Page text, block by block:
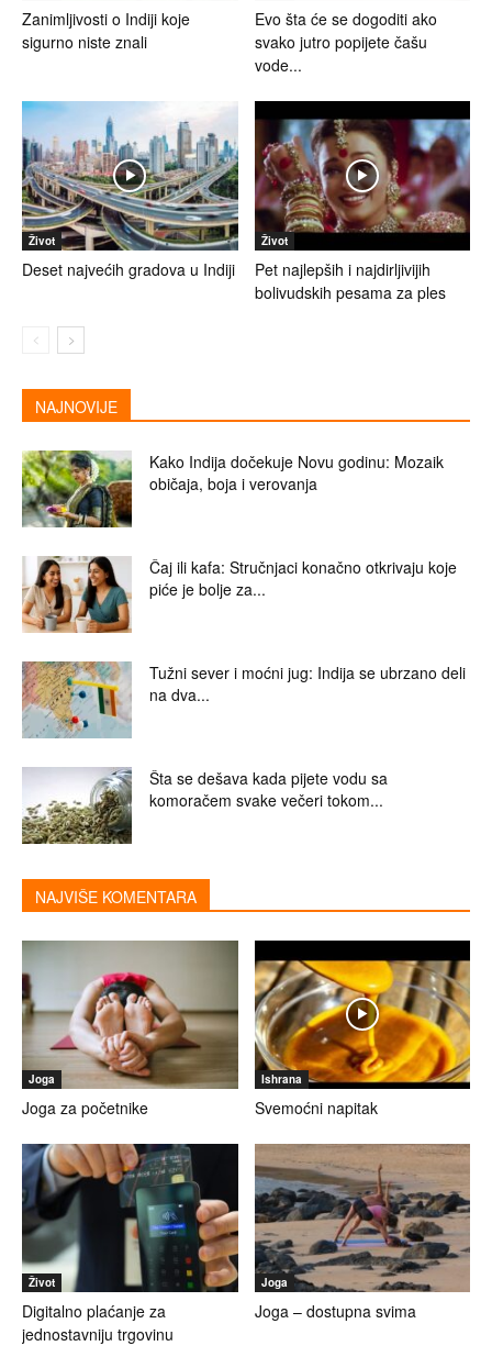
Zanimljivosti o Indiji koje
sigurno niste znali
Evo šta će se dogoditi ako
svako jutro popijete čašu
vode...
Život
Deset najvećih gradova u Indiji
Život
Pet najlepših i najdirljivijih
bolivudskih pesama za ples
NAJNOVIJE
Kako Indija dočekuje Novu godinu: Mozaik
običaja, boja i verovanja
Čaj ili kafa: Stručnjaci konačno otkrivaju koje
piće je bolje za...
Tužni sever i moćni jug: Indija se ubrzano deli
na dva...
Šta se dešava kada pijete vodu sa
komoračem svake večeri tokom...
NAJVIŠE KOMENTARA
Joga
Joga za početnike
Ishrana
Svemoćni napitak
Život
Digitalno plaćanje za
jednostavniju trgovinu
Joga
Joga – dostupna svima